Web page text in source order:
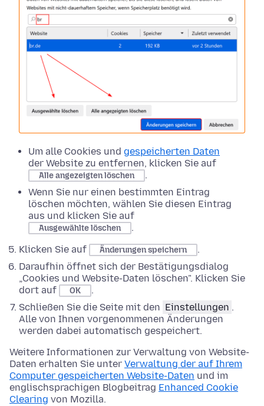
Um alle Cookies und gespeicherten Daten
der Website zu entfernen, klicken Sie auf
Alle angezeigten löschen
.
Wenn Sie nur einen bestimmten Eintrag
löschen möchten, wählen Sie diesen Eintrag
aus und klicken Sie auf
Ausgewählte löschen
.
Klicken Sie auf
Änderungen speichern
.
Daraufhin öffnet sich der Bestätigungsdialog
„Cookies und Website-Daten löschen". Klicken Sie
dort auf
OK
.
Schließen Sie die Seite mit den Einstellungen .
Alle von Ihnen vorgenommenen Änderungen
werden dabei automatisch gespeichert.
Weitere Informationen zur Verwaltung von Website-
Daten erhalten Sie unter Verwaltung der auf Ihrem
Computer gespeicherten Website-Daten und im
englischsprachigen Blogbeitrag Enhanced Cookie
Clearing von Mozilla.